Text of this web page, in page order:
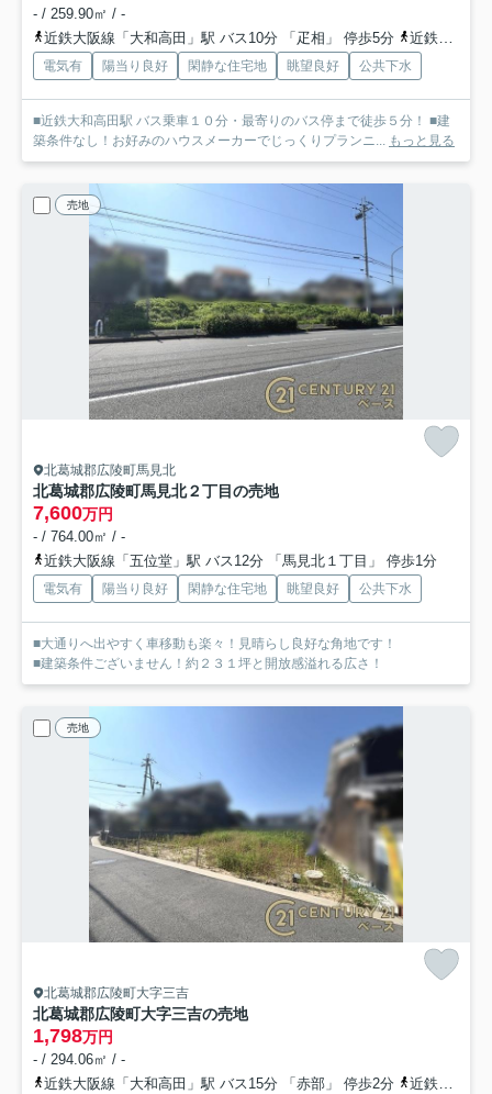
- / 259.90㎡ / -
近鉄大阪線「大和高田」駅 バス10分 「疋相」 停歩5分
近鉄大阪線「築山」駅 徒歩30分
電気有 陽当り良好 閑静な住宅地 眺望良好 公共下水
■近鉄大和高田駅 バス乗車１０分・最寄りのバス停まで徒歩５分！ ■建
築条件なし！お好みのハウスメーカーでじっくりプランニ... もっと見る
売地
北葛城郡広陵町馬見北
北葛城郡広陵町馬見北２丁目の売地
7,600万円
- / 764.00㎡ / -
近鉄大阪線「五位堂」駅 バス12分 「馬見北１丁目」 停歩1分
電気有 陽当り良好 閑静な住宅地 眺望良好 公共下水
■大通りへ出やすく車移動も楽々！見晴らし良好な角地です！
■建築条件ございません！約２３１坪と開放感溢れる広さ！
売地
北葛城郡広陵町大字三吉
北葛城郡広陵町大字三吉の売地
1,798万円
- / 294.06㎡ / -
近鉄大阪線「大和高田」駅 バス15分 「赤部」 停歩2分
近鉄大阪線「築山」駅 徒歩37分